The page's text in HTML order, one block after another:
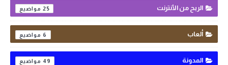
الربح من الأنترنت 25
ألعاب 6
المدونة 49